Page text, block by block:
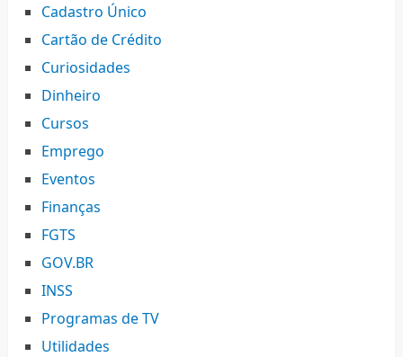
Cadastro Único
Cartão de Crédito
Curiosidades
Dinheiro
Cursos
Emprego
Eventos
Finanças
FGTS
GOV.BR
INSS
Programas de TV
Utilidades